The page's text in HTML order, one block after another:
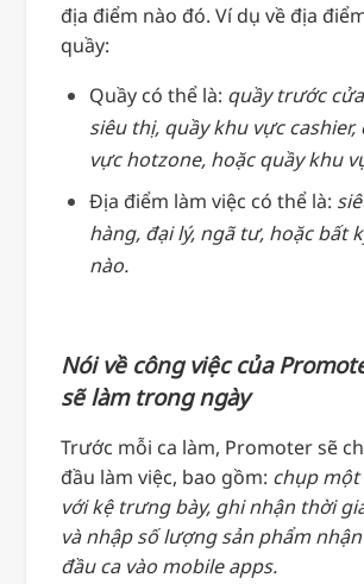
địa điểm nào đó. Ví dụ về địa
quầy:
Quầy có thể là: quầy trước
siêu thị, quầy khu vực cashier,
vực hotzone, hoặc quầy khu
Địa điểm làm việc có thể là:
hàng, đại lý, ngã tư, hoặc bất
nào.
Nói về công việc của
sẽ làm trong ngày
Trước mỗi ca làm, Promoter sẽ
đầu làm việc, bao gồm: chụp
với kệ trưng bày, ghi nhận thời
và nhập số lượng sản phẩm
đầu ca vào mobile apps.